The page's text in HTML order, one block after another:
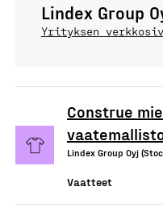
Lindex Group
Yrityksen
Construe
Lindex Group Oyj
Vaatteet